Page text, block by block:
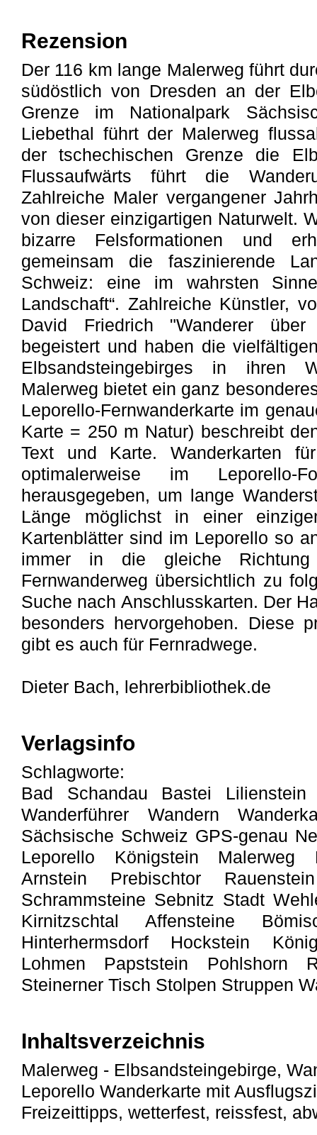
Rezension
Der 116 km lange Malerweg führt
südöstlich von Dresden an der
Grenze im Nationalpark
Liebethal führt der Malerweg
der tschechischen Grenze die
Flussaufwärts führt die
Zahlreiche Maler vergangener
von dieser einzigartigen Naturwelt.
bizarre Felsformationen und
gemeinsam die faszinierende
Schweiz: eine im wahrsten
Landschaft“. Zahlreiche Künstler,
David Friedrich "Wanderer
begeistert und haben die
Elbsandsteingebirges in ihren
Malerweg bietet ein ganz
Leporello-Fernwanderkarte im
Karte = 250 m Natur) beschreibt
Text und Karte. Wanderkarten
optimalerweise im Leporello-
herausgegeben, um lange
Länge möglichst in einer
Kartenblätter sind im Leporello so
immer in die gleiche
Fernwanderweg übersichtlich zu
Suche nach Anschlusskarten. Der
besonders hervorgehoben. Diese
gibt es auch für Fernradwege.
Dieter Bach, lehrerbibliothek.de
Verlagsinfo
Schlagworte:
Bad Schandau Bastei
Wanderführer Wandern
Sächsische Schweiz GPS-genau
Leporello Königstein Malerweg
Arnstein Prebischtor
Schrammsteine Sebnitz Stadt
Kirnitzschtal Affensteine
Hinterhermsdorf Hockstein
Lohmen Papststein Pohlshorn
Steinerner Tisch Stolpen Struppen
Inhaltsverzeichnis
Malerweg - Elbsandsteingebirge,
Leporello Wanderkarte mit
Freizeittipps, wetterfest, reissfest,